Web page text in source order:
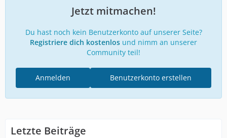
Jetzt mitmachen!
Du hast noch kein Benutzerkonto auf unserer Seite?
Registriere dich kostenlos und nimm an unserer
Community teil!
Benutzerkonto erstellen
Anmelden
Letzte Beiträge